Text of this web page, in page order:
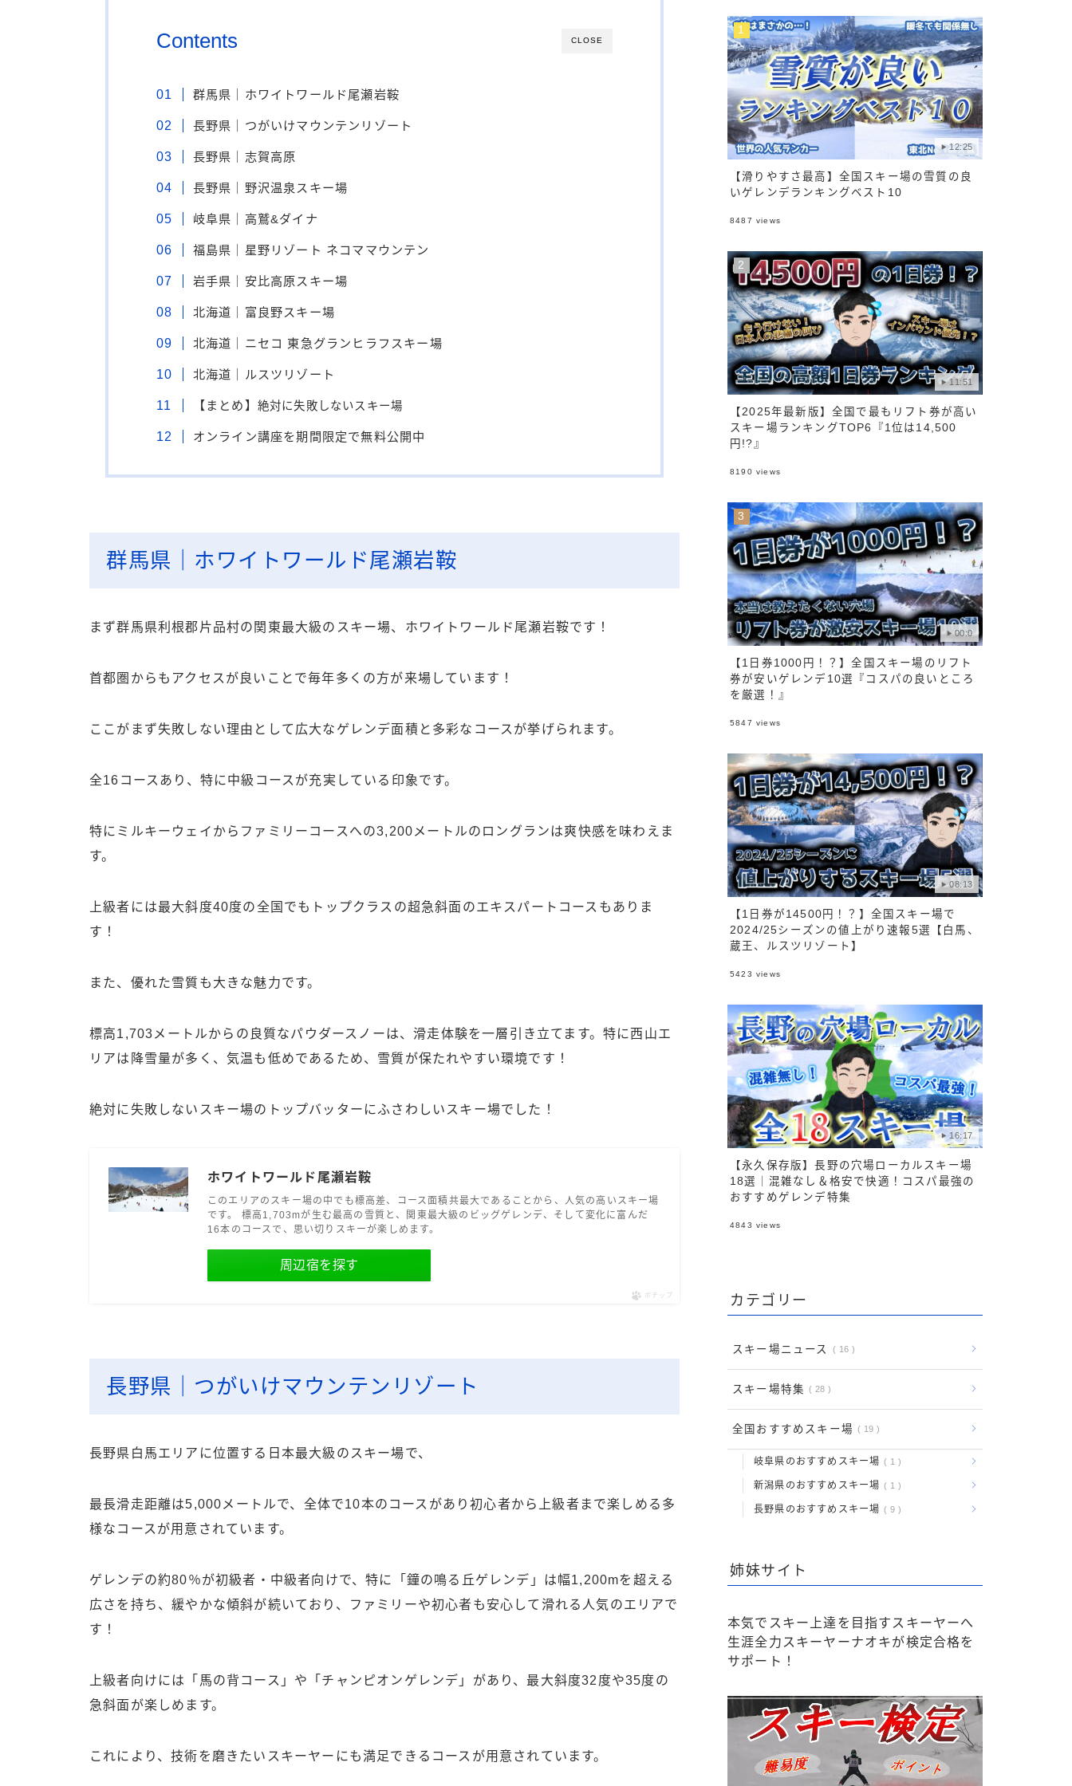
CLOSE
Contents
群馬県｜ホワイトワールド尾瀬岩鞍
長野県｜つがいけマウンテンリゾート
長野県｜志賀高原
長野県｜野沢温泉スキー場
岐阜県｜高鷲&ダイナ
福島県｜星野リゾート ネコママウンテン
岩手県｜安比高原スキー場
北海道｜富良野スキー場
北海道｜ニセコ 東急グランヒラフスキー場
北海道｜ルスツリゾート
【まとめ】 絶対に失敗しないスキー場
オンライン講座を期間限定で無料公開中
群馬県｜ホワイトワールド尾瀬岩鞍
まず群馬県利根郡片品村の関東最大級のスキー場、ホワイトワールド尾瀬岩鞍です！
首都圏からもアクセスが良いことで毎年多くの方が来場しています！
ここがまず失敗しない理由として広大なゲレンデ面積と多彩なコースが挙げられます。
全16コースあり、特に中級コースが充実している印象です。
特にミルキーウェイからファミリーコースへの3,200メートルのロングランは爽快感を味わえま
す。
上級者には最大斜度40度の全国でもトップクラスの超急斜面のエキスパートコースもありま
す！
また、優れた雪質も大きな魅力です。
標高1,703メートルからの良質なパウダースノーは、滑走体験を一層引き立てます。特に西山エ
リアは降雪量が多く、気温も低めであるため、雪質が保たれやすい環境です！
絶対に失敗しないスキー場のトップバッターにふさわしいスキー場でした！
ホワイトワールド尾瀬岩鞍
このエリアのスキー場の中でも標高差、コース面積共最大であることから、人気の高いスキー場
です。 標高1,703mが生む最高の雪質と、関東最大級のビッグゲレンデ、そして変化に富んだ
16本のコースで、思い切りスキーが楽しめます。
周辺宿を探す
ポチップ
長野県｜つがいけマウンテンリゾート
長野県白馬エリアに位置する日本最大級のスキー場で、
最長滑走距離は5,000メートルで、全体で10本のコースがあり初心者から上級者まで楽しめる多
様なコースが用意されています。
ゲレンデの約80％が初級者・中級者向けで、特に「鐘の鳴る丘ゲレンデ」は幅1,200mを超える
広さを持ち、緩やかな傾斜が続いており、ファミリーや初心者も安心して滑れる人気のエリアで
す！
上級者向けには「馬の背コース」や「チャンピオンゲレンデ」があり、最大斜度32度や35度の
急斜面が楽しめます。
これにより、技術を磨きたいスキーヤーにも満足できるコースが用意されています。
12:25
【滑りやすさ最高】全国スキー場の雪質の良
いゲレンデランキングベスト10
8487 views
11:51
【2025年最新版】全国で最もリフト券が高い
スキー場ランキングTOP6『1位は14,500
円!?』
8190 views
00:0
【1日券1000円！？】全国スキー場のリフト
券が安いゲレンデ10選『コスパの良いところ
を厳選！』
5847 views
08:13
【1日券が14500円！？】全国スキー場で
2024/25シーズンの値上がり速報5選【白馬、
蔵王、ルスツリゾート】
5423 views
16:17
【永久保存版】長野の穴場ローカルスキー場
18選｜混雑なし＆格安で快適！コスパ最強の
おすすめゲレンデ特集
4843 views
カテゴリー
スキー場ニュース 16
スキー場特集 28
全国おすすめスキー場 19
岐阜県のおすすめスキー場 1
新潟県のおすすめスキー場 1
長野県のおすすめスキー場 9
姉妹サイト
本気でスキー上達を目指すスキーヤーへ
生涯全力スキーヤーナオキが検定合格を
サポート！